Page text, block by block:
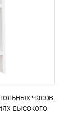
часов.
высокого